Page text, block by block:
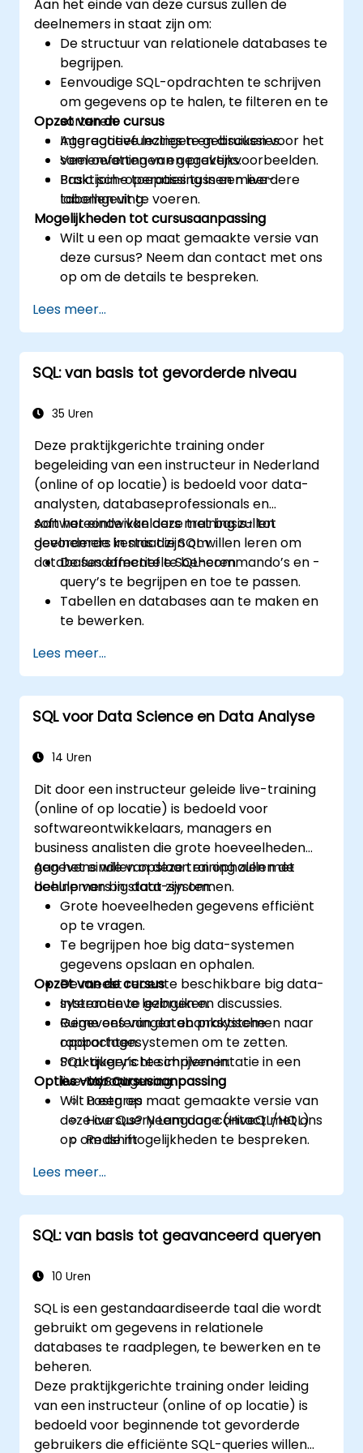
Aan het einde van deze cursus zullen de
deelnemers in staat zijn om:
De structuur van relationele databases te
begrijpen.
Eenvoudige SQL-opdrachten te schrijven
om gegevens op te halen, te filteren en te
sorteren.
Aggregatiefuncties te gebruiken voor het
samenvatten van gegevens.
Basic join-operaties tussen meerdere
tabellen uit te voeren.
Opzet van de cursus
Interactieve lezingen en discussies.
Veel oefeningen en praktijkvoorbeelden.
Praktische toepassing in een live-
labomgeving.
Mogelijkheden tot cursusaanpassing
Wilt u een op maat gemaakte versie van
deze cursus? Neem dan contact met ons
op om de details te bespreken.
Lees meer...
SQL: van basis tot gevorderde niveau
35 Uren
Deze praktijkgerichte training onder
begeleiding van een instructeur in Nederland
(online of op locatie) is bedoeld voor data-
analysten, databaseprofessionals en
softwareontwikkelaars met basis- tot
gevorderde kennis die SQL willen leren om
databases effectief te beheren.
Aan het einde van deze training zullen
deelnemers in staat zijn om:
De fundamentele SQL-commando’s en -
query’s te begrijpen en toe te passen.
Tabellen en databases aan te maken en
te bewerken.
filteren en samenvatten van gegevens.
Complexere bewerkingen uit te voeren
zoals joins, subqueries en
verzameloperaties.
zoals indexes, views, stored procedures
Lees meer...
SQL voor Data Science en Data Analyse
14 Uren
Dit door een instructeur geleide live-training
(online of op locatie) is bedoeld voor
softwareontwikkelaars, managers en
business analisten die grote hoeveelheden
gegevens willen opslaan en ophalen met
behulp van big data-systemen.
Aan het einde van deze training zullen de
deelnemers in staat zijn om:
Grote hoeveelheden gegevens efficiënt
op te vragen.
Te begrijpen hoe big data-systemen
gegevens opslaan en ophalen.
De meest recente beschikbare big data-
systemen te gebruiken.
Gegevens van databanksystemen naar
rapportagesystemen om te zetten.
SQL-query’s te schrijven in:
MySQL
Postgres
Hive Query Language (HiveQL/HQL)
Redshift
Opzet van de cursus
Interactieve lezingen en discussies.
Ruime oefeningen en praktische
opdrachten.
Praktijkgerichte implementatie in een
live-labomgeving.
Opties voor cursusaanpassing
Wilt u een op maat gemaakte versie van
deze cursus? Neem dan contact met ons
op om de mogelijkheden te bespreken.
Lees meer...
SQL: van basis tot geavanceerd queryen
10 Uren
SQL is een gestandaardiseerde taal die wordt
gebruikt om gegevens in relationele
databases te raadplegen, te bewerken en te
beheren.
Deze praktijkgerichte training onder leiding
van een instructeur (online of op locatie) is
bedoeld voor beginnende tot gevorderde
gebruikers die efficiënte SQL-queries willen